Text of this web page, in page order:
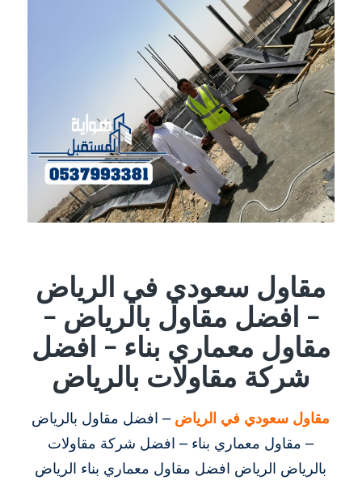
مقاول سعودي في الرياض
– افضل مقاول بالرياض –
مقاول معماري بناء – افضل
شركة مقاولات بالرياض
مقاول سعودي في الرياض– افضل مقاول بالرياض
– مقاول معماري بناء – افضل شركة مقاولات
بالرياض الرياض افضل مقاول معماري بناء الرياض